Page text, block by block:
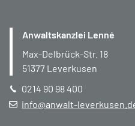
Anwaltskanzlei Lenné
Max-Delbrück-Str. 18
51377 Leverkusen
0214 90 98 400
info@anwalt-